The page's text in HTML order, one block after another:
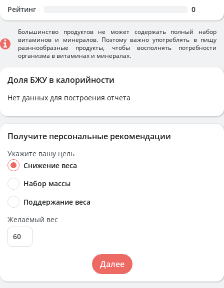
Рейтинг 0
Большинство продуктов не может содержать полный набор
витаминов и минералов. Поэтому важно употреблять в пищу
разннообразные продукты, чтобы восполнять потребности
организма в витаминах и минералах.
Доля БЖУ в калорийности
Нет данных для построения отчета
Получите персональные рекомендации
Укажите вашу цель
Снижение веса
Набор массы
Поддержание веса
Желаемый вес
Далее